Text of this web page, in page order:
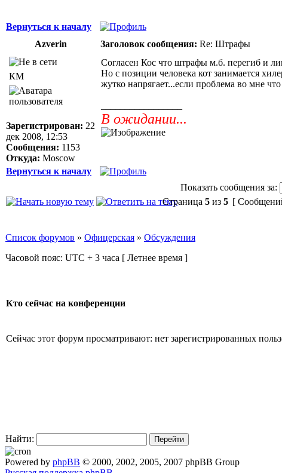
Вернуться к началу
Azverin
Заголовок сообщения: Re: Штрафы
КМ
Зарегистрирован: 22
дек 2008, 12:53
Сообщения: 1153
Откуда: Moscow
Согласен Кос что штрафы м.б. перегиб и
Но с позиции человека кот занимается
жутко напрягает...если проблема во мне
В ожидании...
Вернуться к началу
Показать сообщения за:
Страница 5 из 5 [
Список форумов » Офицерская » Обсуждения
Часовой пояс: UTC + 3 часа [ Летнее время ]
Кто сейчас на конференции
Сейчас этот форум просматривают: нет зарегистрированных
Найти:
Powered by phpBB © 2000, 2002, 2005, 2007 phpBB Group